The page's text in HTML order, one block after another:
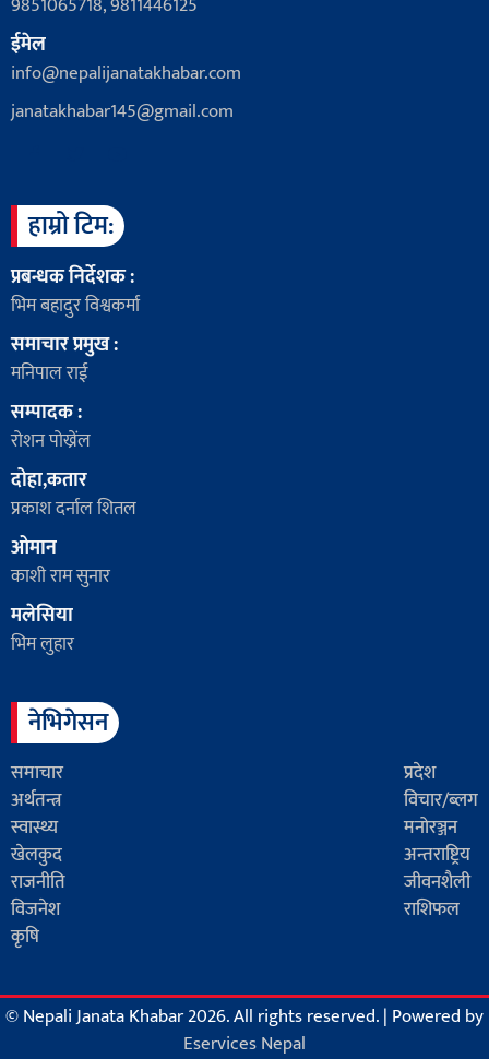
ईमेल
info@nepalijanatakhabar.com
janatakhabar145@gmail.com
हाम्रो टिम:
प्रबन्धक निर्देशक :
भिम बहादुर विश्वकर्मा
समाचार प्रमुख :
मनिपाल राई
सम्पादक :
रोशन पोख्रेंल
दोहा,कतार
प्रकाश दर्नाल शितल
ओमान
काशी राम सुनार
मलेसिया
भिम लुहार
नेभिगेसन
समाचार
प्रदेश
अर्थतन्त्र
विचार/ब्लग
स्वास्थ्य
मनोरञ्जन
खेलकुद
अन्तराष्ट्रिय
राजनीति
जीवनशैली
विजनेश
राशिफल
कृषि
© Nepali Janata Khabar 2026. All rights reserved.| Powered by
Eservices Nepal